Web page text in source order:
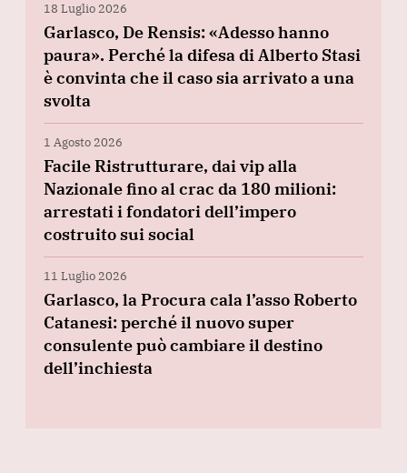
18 Luglio 2026
Garlasco, De Rensis: «Adesso hanno
paura». Perché la difesa di Alberto Stasi
è convinta che il caso sia arrivato a una
svolta
1 Agosto 2026
Facile Ristrutturare, dai vip alla
Nazionale fino al crac da 180 milioni:
arrestati i fondatori dell’impero
costruito sui social
11 Luglio 2026
Garlasco, la Procura cala l’asso Roberto
Catanesi: perché il nuovo super
consulente può cambiare il destino
dell’inchiesta